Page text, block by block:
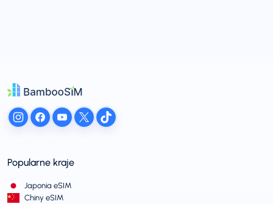
Popularne kraje
Japonia eSIM
Chiny eSIM